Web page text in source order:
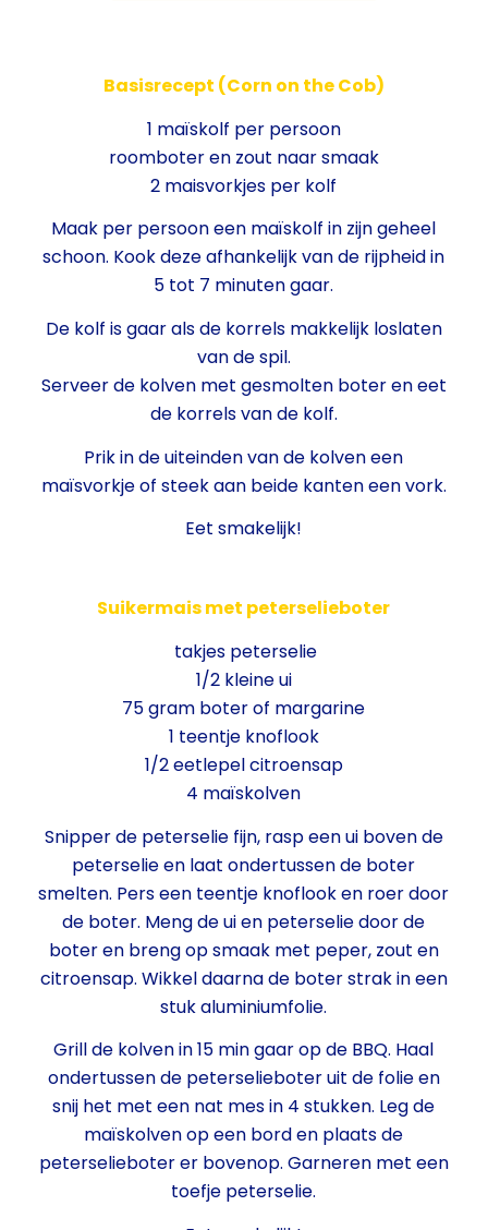
Basisrecept (Corn on the Cob)
1 maïskolf per persoon
roomboter en zout naar smaak
2 maisvorkjes per kolf
Maak per persoon een maïskolf in zijn geheel
schoon. Kook deze afhankelijk van de rijpheid in
5 tot 7 minuten gaar.
De kolf is gaar als de korrels makkelijk loslaten
van de spil.
Serveer de kolven met gesmolten boter en eet
de korrels van de kolf.
Prik in de uiteinden van de kolven een
maïsvorkje of steek aan beide kanten een vork.
Eet smakelijk!
Suikermais met peterselieboter
takjes peterselie
1/2 kleine ui
75 gram boter of margarine
1 teentje knoflook
1/2 eetlepel citroensap
4 maïskolven
Snipper de peterselie fijn, rasp een ui boven de
peterselie en laat ondertussen de boter
smelten. Pers een teentje knoflook en roer door
de boter. Meng de ui en peterselie door de
boter en breng op smaak met peper, zout en
citroensap. Wikkel daarna de boter strak in een
stuk aluminiumfolie.
Grill de kolven in 15 min gaar op de BBQ. Haal
ondertussen de peterselieboter uit de folie en
snij het met een nat mes in 4 stukken. Leg de
maïskolven op een bord en plaats de
peterselieboter er bovenop. Garneren met een
toefje peterselie.